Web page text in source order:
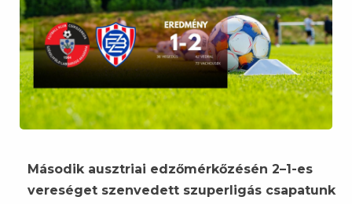
Második ausztriai edzőmérkőzésén 2–1-es
vereséget szenvedett szuperligás csapatunk